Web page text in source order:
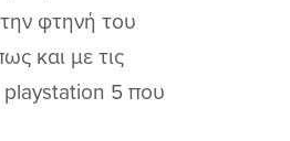
φτηνή του
και με τις
playstation 5 που